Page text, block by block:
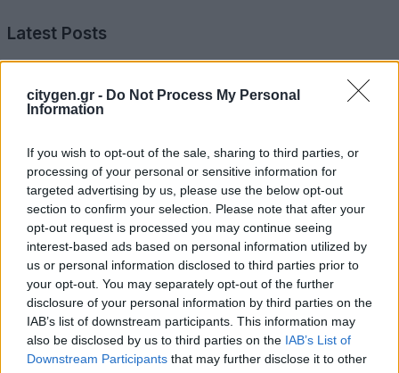
citygen.gr - Do Not Process My Personal
Information
If you wish to opt-out of the sale, sharing to third parties, or
processing of your personal or sensitive information for
targeted advertising by us, please use the below opt-out
section to confirm your selection. Please note that after your
opt-out request is processed you may continue seeing
interest-based ads based on personal information utilized by
us or personal information disclosed to third parties prior to
your opt-out. You may separately opt-out of the further
disclosure of your personal information by third parties on the
IAB’s list of downstream participants. This information may
also be disclosed by us to third parties on the IAB’s List of
Downstream Participants that may further disclose it to other
Latest Posts
Όμιλος Σαρακάκη: Παραχώρησε το νέο Maxus T60 Max
στην ΕΠΟΜΕΑ Βιλίων
Ν. Χαρδαλιάς: «Με το Παρατηρητήριο Έργων η
Περιφέρεια αποκτά ένα πρωτοποριακό ψηφιακό
εργαλείο λογοδοσίας»
6 Αυγούστου 2026
Δήμος Αθηναίων: 43 σχολικές αυλές γίνονται πιο
πράσινες και πιο δροσερές
5 Αυγούστου 2026
Η FARIA Renewables προχώρησε στην ηλεκτροδότηση